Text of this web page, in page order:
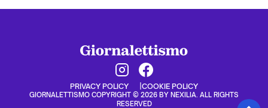
PRIVACY POLICY COOKIE POLICY
GIORNALETTISMO COPYRIGHT © 2026 BY NEXILIA. ALL RIGHTS
RESERVED